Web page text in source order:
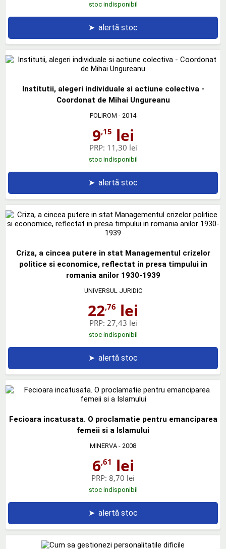
stoc indisponibil
➤ alertă stoc
Institutii, alegeri individuale si actiune colectiva -
Coordonat de Mihai Ungureanu
POLIROM - 2014
9,15 lei
PRP: 11,30 lei
stoc indisponibil
➤ alertă stoc
Criza, a cincea putere in stat Managementul crizelor
politice si economice, reflectat in presa timpului in
romania anilor 1930-1939
UNIVERSUL JURIDIC
22,76 lei
PRP: 27,43 lei
stoc indisponibil
➤ alertă stoc
Fecioara incatusata. O proclamatie pentru emanciparea
femeii si a Islamului
MINERVA - 2008
6,61 lei
PRP: 8,70 lei
stoc indisponibil
➤ alertă stoc